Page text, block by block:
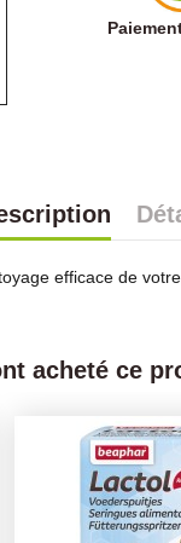
efficace de
acheté ce